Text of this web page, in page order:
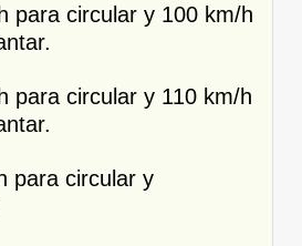
para circular y 100 km/h
para circular y 110 km/h
para circular y